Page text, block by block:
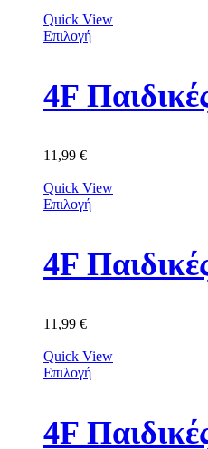
Quick View
Επιλογή
11,99 €
Quick View
Επιλογή
11,99 €
Quick View
Επιλογή
4F